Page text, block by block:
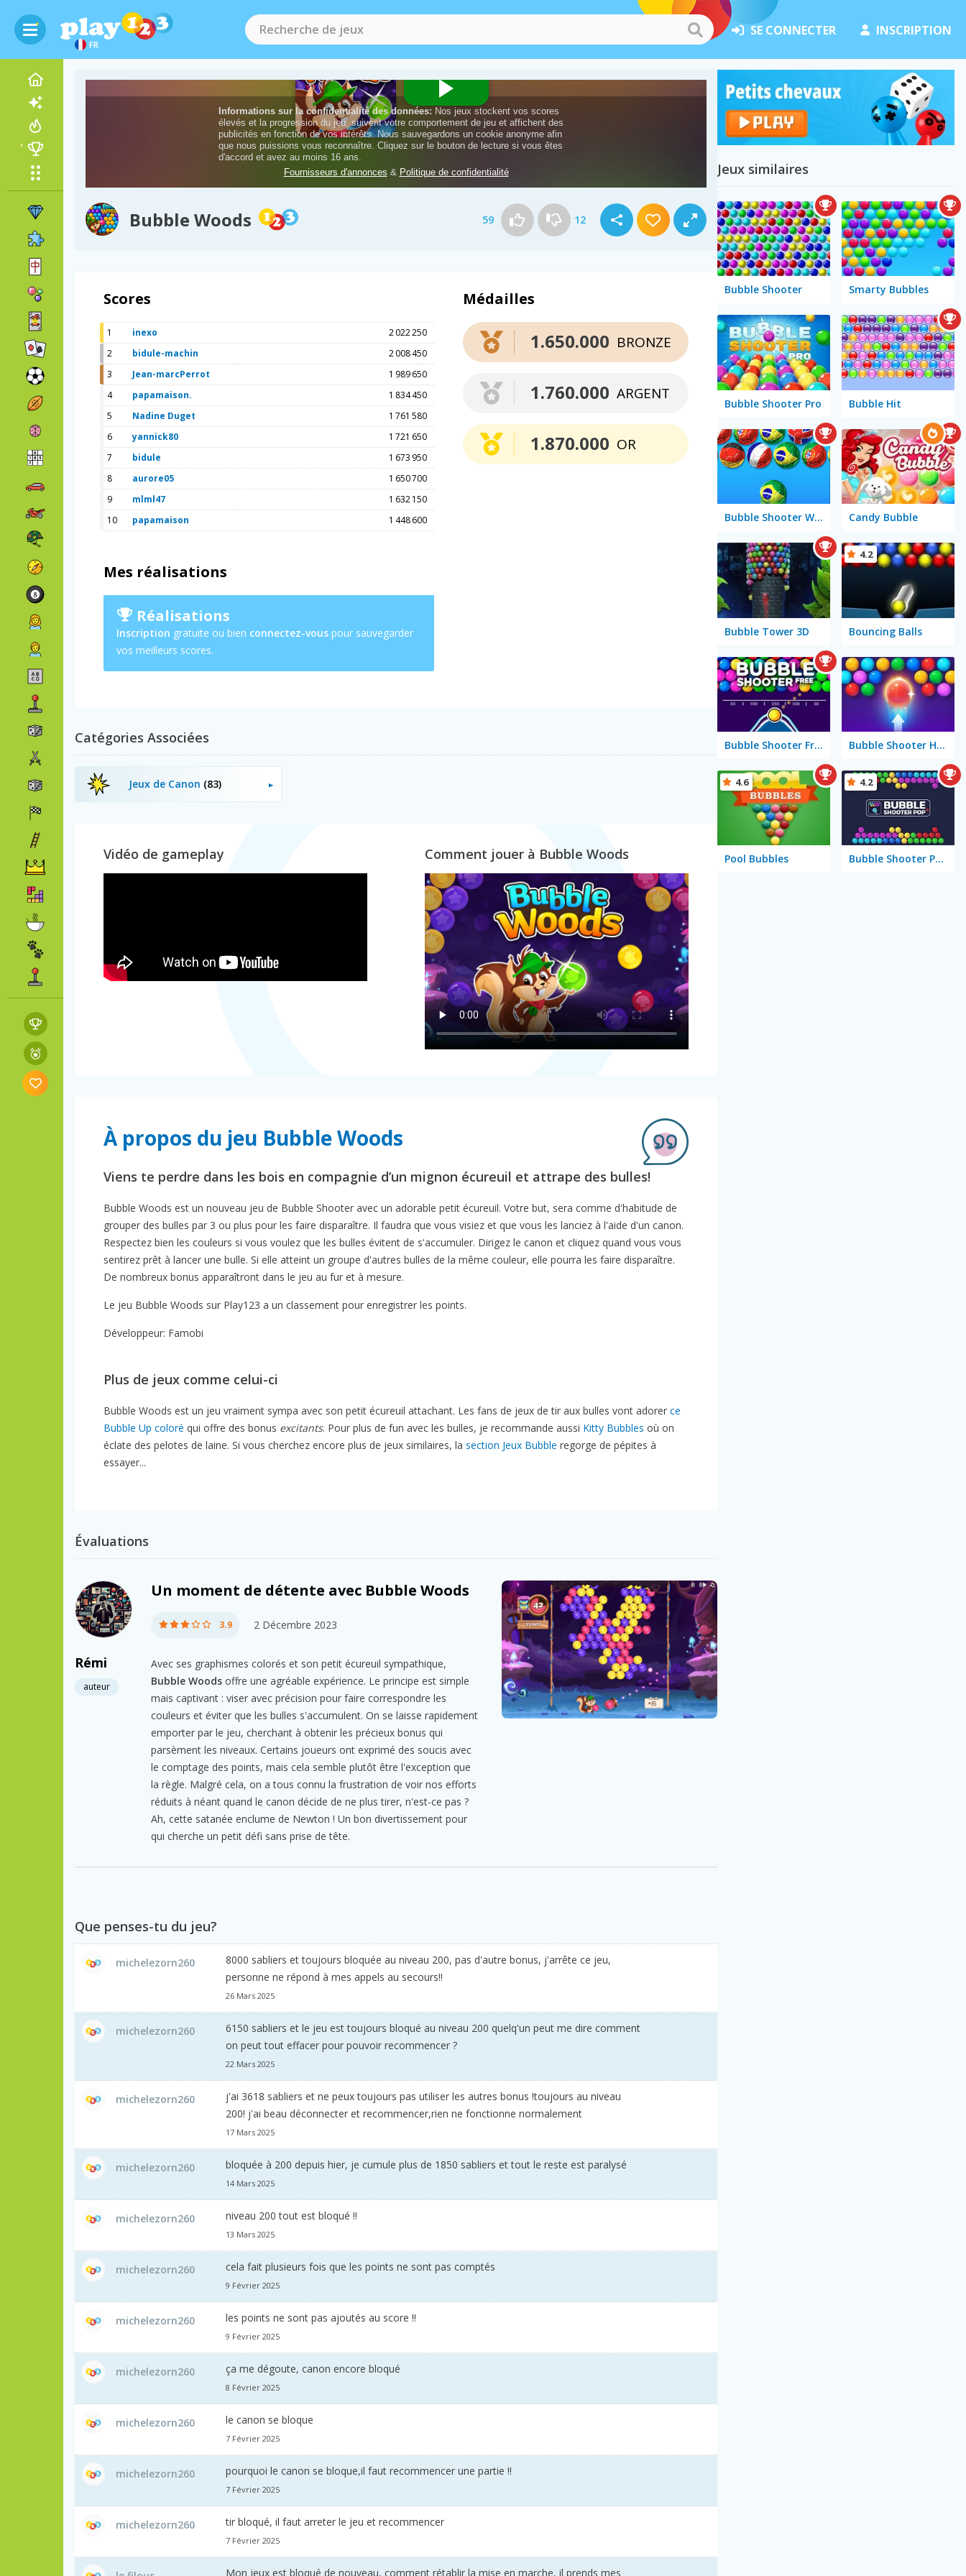
FR
SE CONNECTER INSCRIPTION
Bubble Woods 59 12
Scores
1 inexo
2 022 250
2
bidule-machin
2 008 450
3
Jean-marcPerrot
1 989 650
4
papamaison.
1 834 450
5
Nadine Duget
1 761 580
6
yannick80
1 721 650
7
bidule
1 673 950
8
aurore05
1 650 700
9
mlml47
1 632 150
10
papamaison 1 448 600
Mes réalisations
Réalisations
Inscription gratuite ou bien connectez-vous pour sauvegarder
vos meilleurs scores.
Médailles
BRONZE
1.650.000
ARGENT
1.760.000
OR
1.870.000
Catégories Associées
Jeux de Canon (83)
Vidéo de gameplay Comment jouer à Bubble Woods
À propos du jeu Bubble Woods
Viens te perdre dans les bois en compagnie d’un mignon écureuil et attrape des bulles!
Bubble Woods est un nouveau jeu de Bubble Shooter avec un adorable petit écureuil. Votre but, sera comme d'habitude de
grouper des bulles par 3 ou plus pour les faire disparaître. Il faudra que vous visiez et que vous les lanciez à l'aide d'un canon.
Respectez bien les couleurs si vous voulez que les bulles évitent de s'accumuler. Dirigez le canon et cliquez quand vous vous
sentirez prêt à lancer une bulle. Si elle atteint un groupe d'autres bulles de la même couleur, elle pourra les faire disparaître.
De nombreux bonus apparaîtront dans le jeu au fur et à mesure.
Le jeu Bubble Woods sur Play123 a un classement pour enregistrer les points.
Développeur: Famobi
Plus de jeux comme celui-ci
Bubble Woods est un jeu vraiment sympa avec son petit écureuil attachant. Les fans de jeux de tir aux bulles vont adorer ce
Bubble Up coloré qui offre des bonus excitants. Pour plus de fun avec les bulles, je recommande aussi Kitty Bubbles où on
éclate des pelotes de laine. Si vous cherchez encore plus de jeux similaires, la section Jeux Bubble regorge de pépites à
essayer...
Évaluations
Rémi
auteur
Un moment de détente avec Bubble Woods
3.9 2 Décembre 2023
Avec ses graphismes colorés et son petit écureuil sympathique,
Bubble Woods offre une agréable expérience. Le principe est simple
mais captivant : viser avec précision pour faire correspondre les
couleurs et éviter que les bulles s'accumulent. On se laisse rapidement
emporter par le jeu, cherchant à obtenir les précieux bonus qui
parsèment les niveaux. Certains joueurs ont exprimé des soucis avec
le comptage des points, mais cela semble plutôt être l'exception que
la règle. Malgré cela, on a tous connu la frustration de voir nos efforts
réduits à néant quand le canon décide de ne plus tirer, n'est-ce pas ?
Ah, cette satanée enclume de Newton ! Un bon divertissement pour
qui cherche un petit défi sans prise de tête.
Que penses-tu du jeu?
michelezorn260
8000 sabliers et toujours bloquée au niveau 200, pas d'autre bonus, j'arrête ce jeu,
personne ne répond à mes appels au secours!!
26 Mars 2025
michelezorn260
6150 sabliers et le jeu est toujours bloqué au niveau 200 quelq'un peut me dire comment
on peut tout effacer pour pouvoir recommencer ?
22 Mars 2025
michelezorn260
j'ai 3618 sabliers et ne peux toujours pas utiliser les autres bonus !toujours au niveau
200! j'ai beau déconnecter et recommencer,rien ne fonctionne normalement
17 Mars 2025
michelezorn260 bloquée à 200 depuis hier, je cumule plus de 1850 sabliers et tout le reste est paralysé
14 Mars 2025
michelezorn260 niveau 200 tout est bloqué !!
13 Mars 2025
michelezorn260 cela fait plusieurs fois que les points ne sont pas comptés
9 Février 2025
michelezorn260 les points ne sont pas ajoutés au score !!
9 Février 2025
michelezorn260 ça me dégoute, canon encore bloqué
8 Février 2025
michelezorn260 le canon se bloque
7 Février 2025
michelezorn260 pourquoi le canon se bloque,il faut recommencer une partie !!
7 Février 2025
michelezorn260 tir bloqué, il faut arreter le jeu et recommencer
7 Février 2025
Mon jeux est bloqué de nouveau, comment rétablir la mise en marche, il prends mes
Jeux similaires
Bubble Shooter Smarty Bubbles
Bubble Shooter Pro Bubble Hit
Bubble Shooter World Cup Candy Bubble
Bubble Tower 3D Bouncing Balls
4.2
Bubble Shooter Free Bubble Shooter HD 2
Pool Bubbles
4.6
Bubble Shooter Pop
4.2